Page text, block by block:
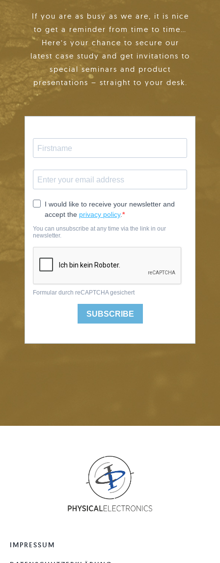
If you are as busy as we are, it is nice
to get a reminder from time to time…
Here’s your chance to secure our
latest case study and get invitations to
special seminars and product
presentations – straight to your desk.
IMPRESSUM